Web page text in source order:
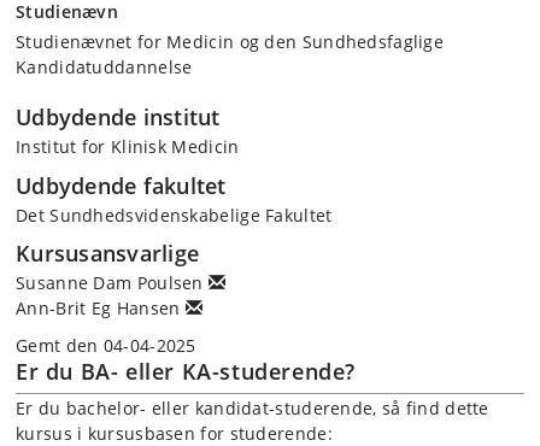
Studienævn
Studienævnet for Medicin og den Sundhedsfaglige
Kandidatuddannelse
Udbydende institut
Institut for Klinisk Medicin
Udbydende fakultet
Det Sundhedsvidenskabelige Fakultet
Kursusansvarlige
Susanne Dam Poulsen
Ann-Brit Eg Hansen
Gemt den 04-04-2025
Er du BA- eller KA-studerende?
Er du bachelor- eller kandidat-studerende, så find dette
kursus i kursusbasen for studerende: